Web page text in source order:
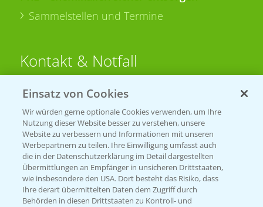
Sammelstellen und Termine
Kontakt & Notfall
Beratung auf WhatsApp
T.+49 (0)174 346 564 1
KONTAKT
Hilfe in Notfällen
T.+49 (0)214/30-20220
Einsatz von Cookies
Wir würden gerne optionale Cookies verwenden, um Ihre
Nutzung dieser Website besser zu verstehen, unsere
Website zu verbessern und Informationen mit unseren
Werbepartnern zu teilen. Ihre Einwilligung umfasst auch
die in der Datenschutzerklärung im Detail dargestellten
Übermittlungen an Empfänger in unsicheren Drittstaaten,
wie insbesondere den USA. Dort besteht das Risiko, dass
Ihre derart übermittelten Daten dem Zugriff durch
Behörden in diesen Drittstaaten zu Kontroll- und